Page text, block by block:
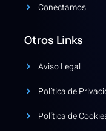
Conectamos
Otros Links
Aviso Legal
Política de
Política de